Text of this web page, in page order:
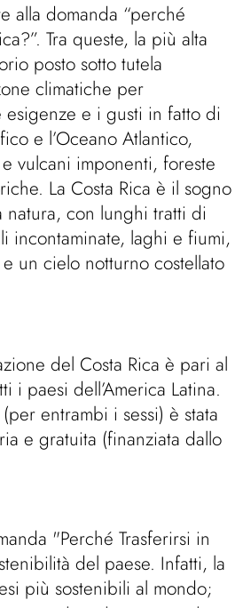
alla domanda “perché
Tra queste, la più alta
posto sotto tutela
climatiche per
esigenze e i gusti in fatto di
e l’Oceano Atlantico,
vulcani imponenti, foreste
La Costa Rica è il sogno
con lunghi tratti di
incontaminate, laghi e fiumi,
un cielo notturno costellato
del Costa Rica è pari al
i paesi dell’America Latina.
entrambi i sessi) è stata
e gratuita (finanziata dallo
"Perché Trasferirsi in
del paese. Infatti, la
più sostenibili al mondo;